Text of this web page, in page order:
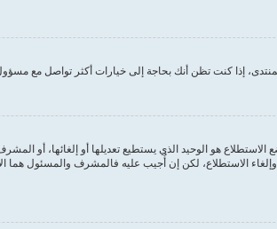
إذا كنت تظن أنك بحاجة إلى خيارات أكثر تواصل مع
هو الوحيد الذي يستطيع تعديلها أو إلغائها، أو
الاستطلاع، لكن إن أُجيب عليه فالمشرف والمسئول هما